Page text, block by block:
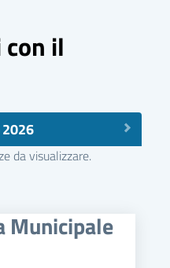
il
da visualizzare.
Municipale